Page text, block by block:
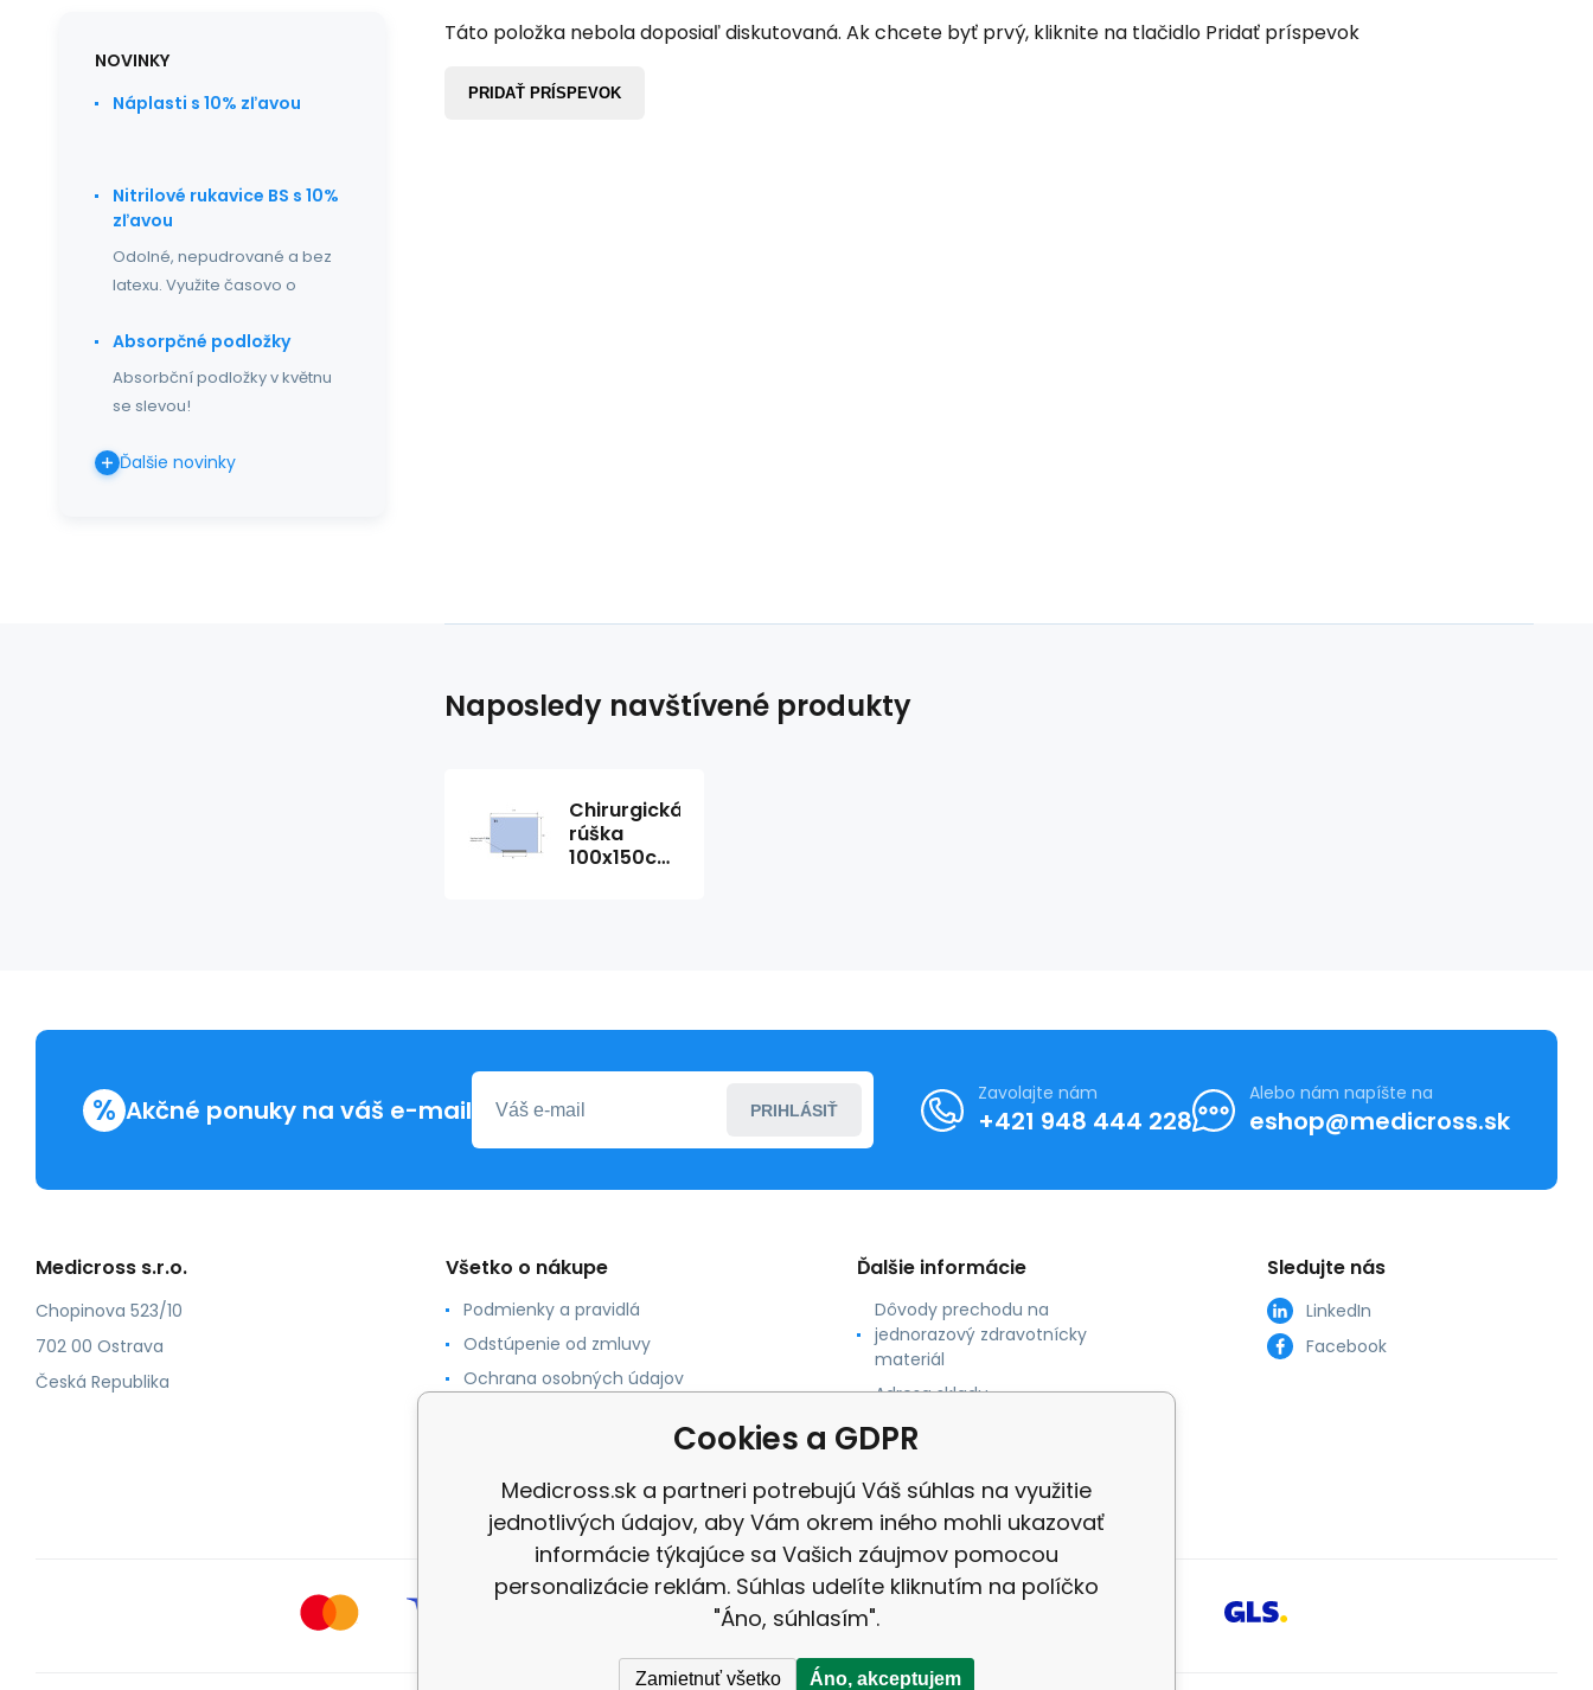
Táto položka nebola doposiaľ diskutovaná. Ak chcete byť prvý, kliknite na tlačidlo Pridať príspevok
PRIDAŤ PRÍSPEVOK
NOVINKY
Náplasti s 10% zľavou
Nitrilové rukavice BS s 10%
zľavou
Odolné, nepudrované a bez
latexu. Využite časovo o
Absorpčné podložky
Absorbční podložky v květnu
se slevou!
Ďalšie novinky
Naposledy navštívené produkty
Chirurgická
rúška
100x150cm
% Akčné ponuky na váš e-mail PRIHLÁSIŤ
Zavolajte nám
+421 948 444 228
Alebo nám napíšte na
eshop@medicross.sk
Medicross s.r.o.
Chopinova 523/10
702 00 Ostrava
Česká Republika
Všetko o nákupe
Podmienky a pravidlá
Odstúpenie od zmluvy
Ochrana osobných údajov
Kontaktné údaje
Ďalšie informácie
Dôvody prechodu na
jednorazový zdravotnícky
materiál
Adresa skladu
Sledujte nás
LinkedIn
Facebook
Cookies a GDPR
Medicross.sk a partneri potrebujú Váš súhlas na využitie
jednotlivých údajov, aby Vám okrem iného mohli ukazovať
informácie týkajúce sa Vašich záujmov pomocou
personalizácie reklám. Súhlas udelíte kliknutím na políčko
"Áno, súhlasím".
Zamietnuť všetko Áno, akceptujem